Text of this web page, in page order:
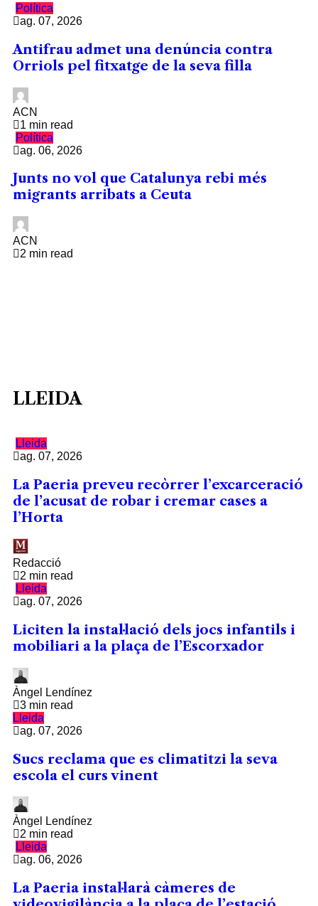
Política
ag. 07, 2026
Antifrau admet una denúncia contra
Orriols pel fitxatge de la seva filla
ACN
1 min read
Política
ag. 06, 2026
Junts no vol que Catalunya rebi més
migrants arribats a Ceuta
ACN
2 min read
LLEIDA
Lleida
ag. 07, 2026
La Paeria preveu recòrrer l’excarceració
de l’acusat de robar i cremar cases a
l’Horta
Redacció
2 min read
Lleida
ag. 07, 2026
Liciten la instal·lació dels jocs infantils i
mobiliari a la plaça de l’Escorxador
Àngel Lendínez
3 min read
Lleida
ag. 07, 2026
Sucs reclama que es climatitzi la seva
escola el curs vinent
Àngel Lendínez
2 min read
Lleida
ag. 06, 2026
La Paeria instal·larà càmeres de